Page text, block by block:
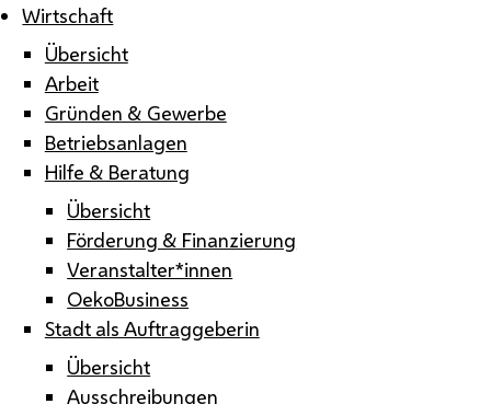
Wirtschaft
Übersicht
Arbeit
Gründen & Gewerbe
Betriebsanlagen
Hilfe & Beratung
Übersicht
Förderung & Finanzierung
Veranstalter*innen
OekoBusiness
Stadt als Auftraggeberin
Übersicht
Ausschreibungen